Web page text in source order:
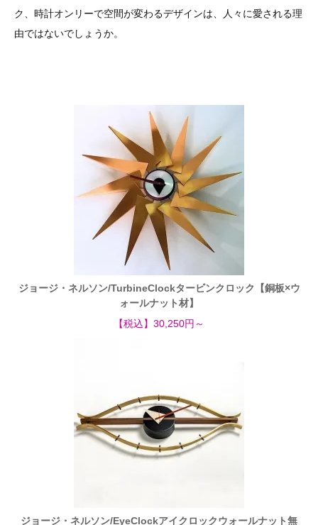
ク、時計オンリーで空間が変わるデザインは、人々に愛される理
由ではないでしょうか。
ジョージ・ネルソン/TurbineClockタービンクロック【銅板×ウ
ォールナット材】
【税込】30,250円～
ジョージ・ネルソン/EyeClockアイクロックウォールナット無